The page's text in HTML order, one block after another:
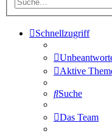
Schnellzugriff
Aktive
Suche
Das Team